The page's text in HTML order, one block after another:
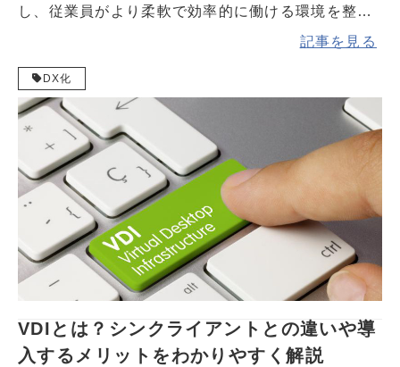
し、従業員がより柔軟で効率的に働ける環境を整え
記事を見る
DX化
VDIとは？シンクライアントとの違いや導
入するメリットをわかりやすく解説